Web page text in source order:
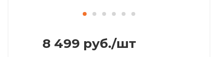
8 499 руб./шт